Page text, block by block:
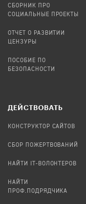
СБОРНИК ПРО
СОЦИАЛЬНЫЕ ПРОЕКТЫ
ОТЧЕТ О РАЗВИТИИ
ЦЕНЗУРЫ
ПОСОБИЕ ПО
БЕЗОПАСНОСТИ
ДЕЙСТВОВАТЬ
КОНСТРУКТОР САЙТОВ
СБОР ПОЖЕРТВОВАНИЙ
НАЙТИ IT-ВОЛОНТЕРОВ
НАЙТИ
ПРОФ.ПОДРЯДЧИКА